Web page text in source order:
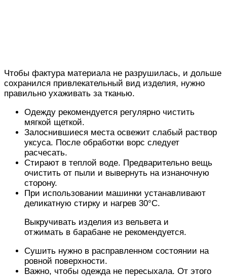
Чтобы фактура материала не разрушилась, и дольше
сохранился привлекательный вид изделия, нужно
правильно ухаживать за тканью.
Одежду рекомендуется регулярно чистить
мягкой щеткой.
Залоснившиеся места освежит слабый раствор
уксуса. После обработки ворс следует
расчесать.
Стирают в теплой воде. Предварительно вещь
очистить от пыли и вывернуть на изнаночную
сторону.
При использовании машинки устанавливают
деликатную стирку и нагрев 30°C.
Выкручивать изделия из вельвета и
отжимать в барабане не рекомендуется.
Сушить нужно в расправленном состоянии на
ровной поверхности.
Важно, чтобы одежда не пересыхала. От этого